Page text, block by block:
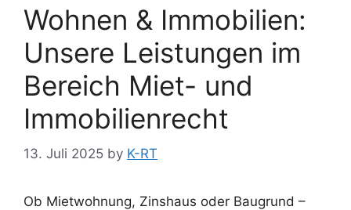
Wohnen & Immobilien:
Unsere Leistungen im
Bereich Miet- und
Immobilienrecht
13. Juli 2025 by K-RT
Ob Mietwohnung, Zinshaus oder Baugrund –